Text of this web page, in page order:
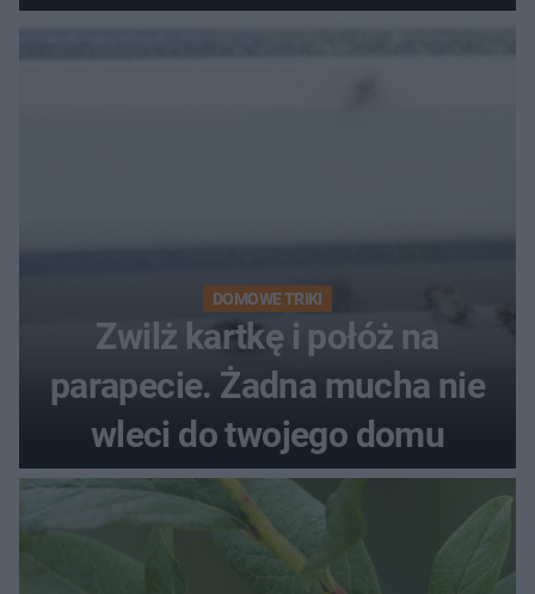
DOMOWE TRIKI
Zwilż kartkę i połóż na
parapecie. Żadna mucha nie
wleci do twojego domu